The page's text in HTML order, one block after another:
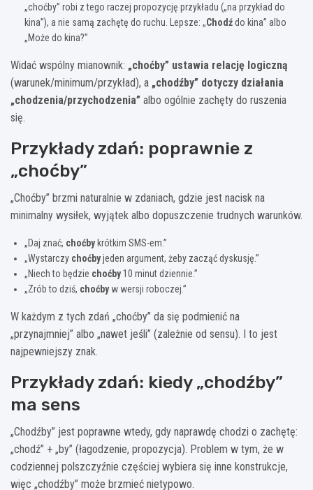
„choćby” robi z tego raczej propozycję przykładu („na przykład do
kina”), a nie samą zachętę do ruchu. Lepsze: „Chodźdo kina” albo
„Może do kina?”
Widać wspólny mianownik: „choćby” ustawia relację logiczną
(warunek/minimum/przykład), a „chodźby” dotyczy działania
„chodzenia/przychodzenia” albo ogólnie zachęty do ruszenia
się.
Przykłady zdań: poprawnie z
„choćby”
„Choćby” brzmi naturalnie w zdaniach, gdzie jest nacisk na
minimalny wysiłek, wyjątek albo dopuszczenie trudnych warunków.
„Daj znać, choćbykrótkim SMS-em.”
„Wystarczy choćbyjeden argument, żeby zacząć dyskusję.”
„Niech to będzie choćby10 minut dziennie.”
„Zrób to dziś, choćbyw wersji roboczej.”
W każdym z tych zdań „choćby” da się podmienić na
„przynajmniej” albo „nawet jeśli” (zależnie od sensu). I to jest
najpewniejszy znak.
Przykłady zdań: kiedy „chodźby”
ma sens
„Chodźby” jest poprawne wtedy, gdy naprawdę chodzi o zachętę:
„chodź” + „by” (łagodzenie, propozycja). Problem w tym, że w
codziennej polszczyźnie częściej wybiera się inne konstrukcje,
więc „chodźby” może brzmieć nietypowo.